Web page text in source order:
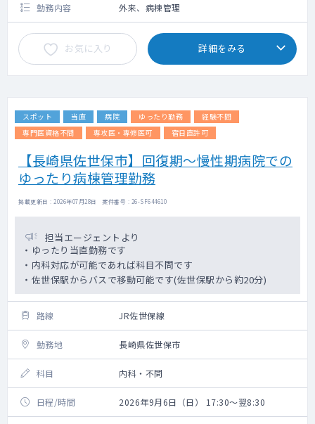
勤務内容 外来、病棟管理
お気に入り 詳細をみる
スポット 当直 病院 ゆったり勤務
経験不問
専門医資格不問
専攻医・専修医可 宿日直許可
【長崎県佐世保市】回復期～慢性期病院での
ゆったり病棟管理勤務
掲載更新日 : 2026年07月28日 案件番号 : 26-SF644610
担当エージェントより
・ゆったり当直勤務です
・内科対応が可能であれば科目不問です
・佐世保駅からバスで移動可能です(佐世保駅から約20分)
路線 JR佐世保線
勤務地 長崎県佐世保市
科目 内科・不問
日程/時間 2026年9月6日（日） 17:30～翌8:30